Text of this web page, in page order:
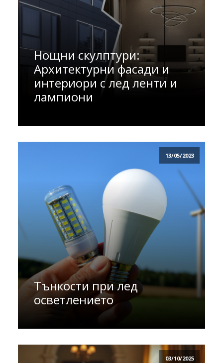
Нощни скулптури:
Архитектурни фасади и
интериори с лед ленти и
лампиони
13/05/2023
Тънкости при лед
осветлението
03/10/2025